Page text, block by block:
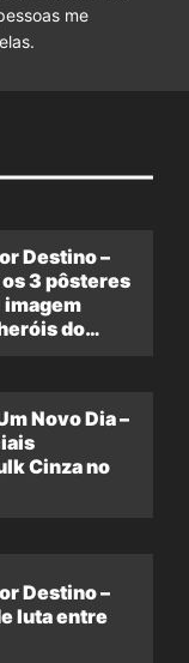
me
Destino –
3 pôsteres
imagem
do
Novo Dia –
Cinza no
Destino –
luta entre